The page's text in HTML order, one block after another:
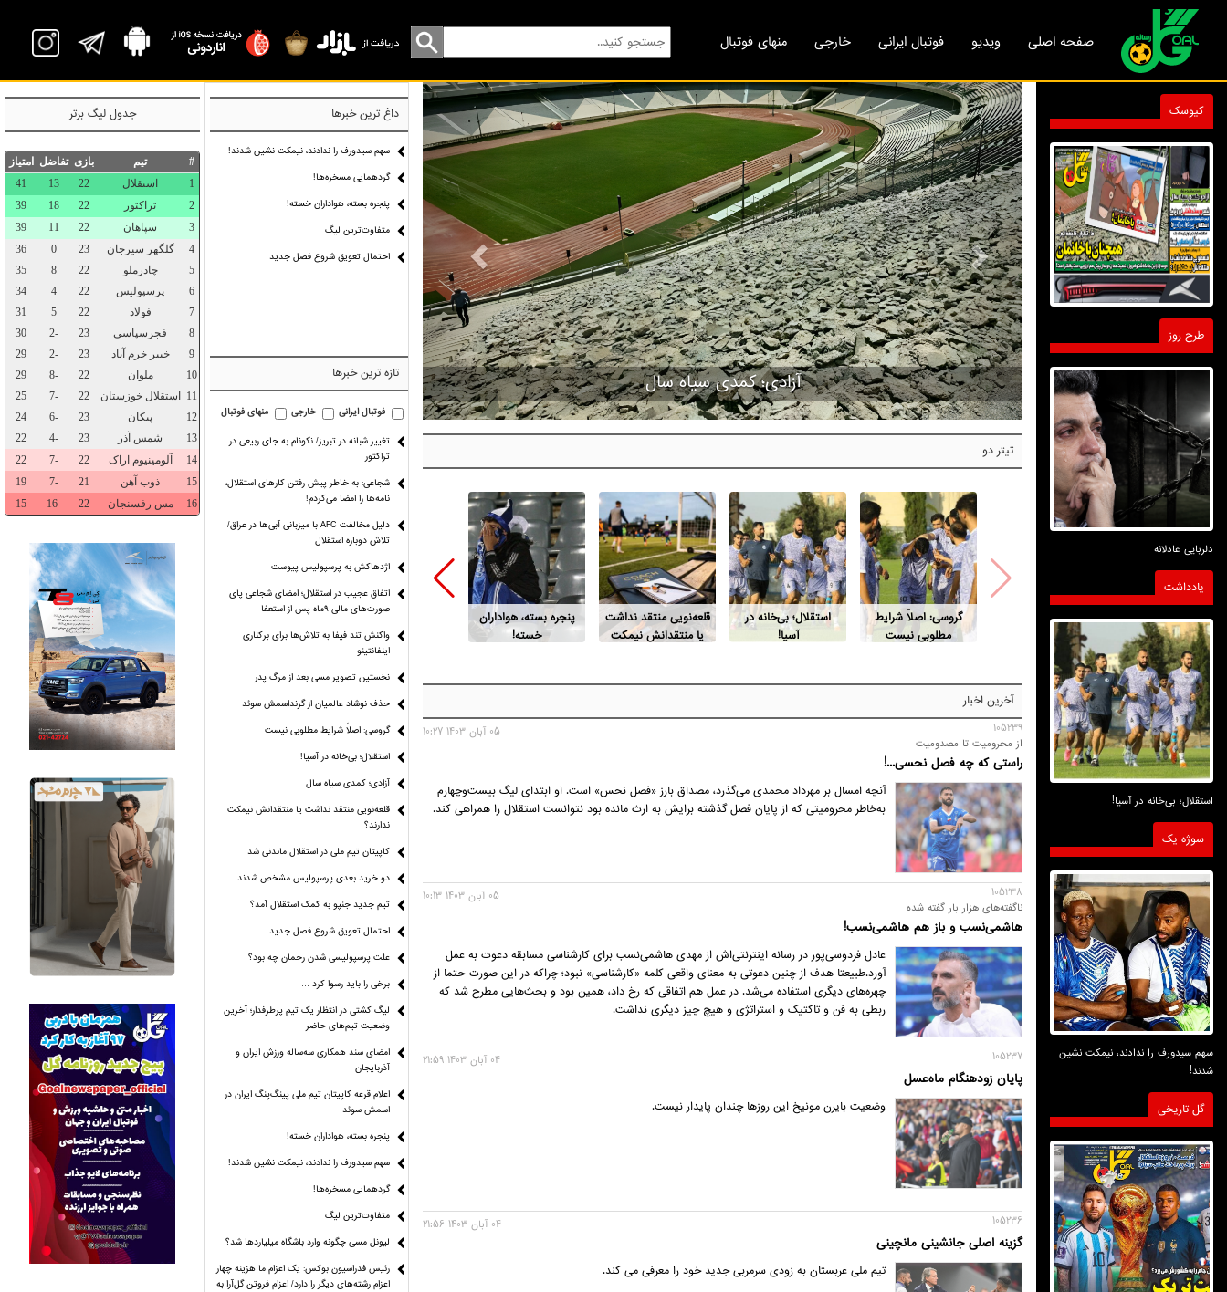
صفحه اصلی ویدیو فوتبال ایرانی خارجی منهای فوتبال
سهم سیدورف را ندادند، نیمکت نشین شدند!
Previous Next
تیتر دو
گروسی: اصلاً شرایط
مطلوبی نیست
استقلال؛ بی‌خانه در
آسیا!
قلعه‌نویی منتقد نداشت
یا منتقدانش نیمکت
پنجره بسته، هواداران
خسته!
دلیل مرگ مشکوک پسر
اسطوره منچستریونایتد
رقابت مدیران استقلال
و پرسپولیس برای
بدنسازی
قایقی بدون قایقران
این
آخرین اخبار
105239
از محرومیت تا مصدومیت
راستی که چه فصل نحسی...!
05 آبان 1403 10:27
آنچه امسال بر مهرداد محمدی می‌گذرد، مصداق بارز «فصل نحس» است. او ابتدای لیگ بیست‌وچهارم
به‌خاطر محرومیتی که از پایان فصل گذشته برایش به ارث مانده بود نتوانست استقلال را همراهی کند.
105238
ناگفته‌های هزار بار گفته شده
هاشمی‌نسب و باز هم هاشمی‌نسب!
05 آبان 1403 10:13
عادل فردوسی‌پور در رسانه اینترنتی‌اش از مهدی هاشمی‌نسب برای کارشناسی مسابقه دعوت به عمل
آورد.طبیعتا هدف از چنین دعوتی به معنای واقعی کلمه «کارشناسی» نبود؛ چراکه در این صورت حتما از
چهره‌های دیگری استفاده می‌شد. در عمل هم اتفاقی که رخ داد، همین بود و بحث‌هایی مطرح شد که
ربطی به فن و تاکتیک و استراتژی و هیچ چیز دیگری نداشت.
105237
پایان زودهنگام ماه‌عسل
04 آبان 1403 21:59
وضعیت بایرن مونیخ این روزها چندان پایدار نیست.
105236
گزینه اصلی جانشینی مانچینی
04 آبان 1403 21:56
تیم ملی عربستان به زودی سرمربی جدید خود را معرفی می کند.
کیوسک
طرح روز
دلربایی عادلانه
یادداشت
استقلال؛ بی‌خانه در آسیا!
سوژه یک
سهم سیدورف را ندادند، نیمکت نشین
شدند!
گل تاریخی
داغ ترین خبرها
سهم سیدورف را ندادند، نیمکت نشین شدند!
گردهمایی مسخره‌ها!
پنجره بسته، هواداران خسته!
متفاوت‌ترین لیگ
احتمال تعویق شروع فصل جدید
تازه ترین خبرها
فوتبال ایرانی خارجی منهای فوتبال
تغییر شبانه در تبریز/ نکونام به جای ربیعی در
تراکتور
شجاعی: به خاطر پیش رفتن کارهای استقلال،
نامه‌ها را امضا می‌کردم!
دلیل مخالفت AFC با میزبانی آبی‌ها در عراق/
تلاش دوباره استقلال
اژدهاکش به پرسپولیس پیوست
اتفاق عجیب در استقلال؛ امضای شجاعی پای
صورت‌های مالی ٩ماه پس از استعفا
واکنش تند فیفا به تلاش‌ها برای برکناری
اینفانتینو
نخستین تصویر مسی بعد از مرگ پدر
حذف نوشاد عالمیان از گرنداسمش سوئد
گروسی: اصلاً شرایط مطلوبی نیست
استقلال؛ بی‌خانه در آسیا!
آزادی؛ کمدی سیاه سال
قلعه‌نویی منتقد نداشت یا منتقدانش نیمکت
ندارند؟
کاپیتان تیم ملی در استقلال ماندنی شد
دو خرید بعدی پرسپولیس مشخص شدند
تیم جدید جنپو به کمک استقلال آمد؟
احتمال تعویق شروع فصل جدید
علت پرسپولیسی شدن رحمان چه بود؟
برخی را باید رسوا کرد …
لیگ کشتی در انتظار یک تیم پرطرفدار؛ آخرین
وضعیت تیم‌های حاضر
امضای سند همکاری سه‌ساله ورزش ایران و
آذربایجان
اعلام قرعه کاپیتان تیم ملی پینگ‌پنگ ایران در
اسمش سوئد
پنجره بسته، هواداران خسته!
سهم سیدورف را ندادند، نیمکت نشین شدند!
گردهمایی مسخره‌ها!
متفاوت‌ترین لیگ
لیونل مسی چگونه وارد باشگاه میلیاردها شد؟
رئیس فدراسیون بوکس: یک اعزام ما هزینه چهار
اعزام رشته‌های دیگر را دارد/ اعزام فروتن گل‌آرا به
جدول لیگ برتر